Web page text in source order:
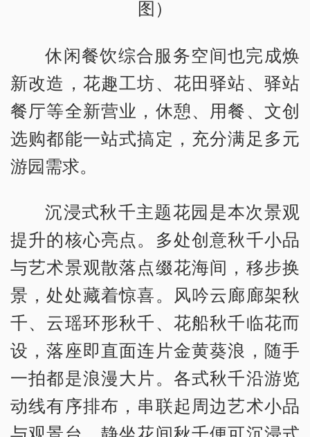
图）
休闲餐饮综合服务空间也完成焕
新改造，花趣工坊、花田驿站、驿站
餐厅等全新营业，休憩、用餐、文创
选购都能一站式搞定，充分满足多元
游园需求。
沉浸式秋千主题花园是本次景观
提升的核心亮点。多处创意秋千小品
与艺术景观散落点缀花海间，移步换
景，处处藏着惊喜。风吟云廊廊架秋
千、云瑶环形秋千、花船秋千临花而
设，落座即直面连片金黄葵浪，随手
一拍都是浪漫大片。各式秋千沿游览
动线有序排布，串联起周边艺术小品